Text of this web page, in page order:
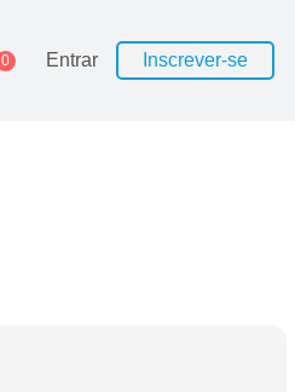
0 Entrar Inscrever-se